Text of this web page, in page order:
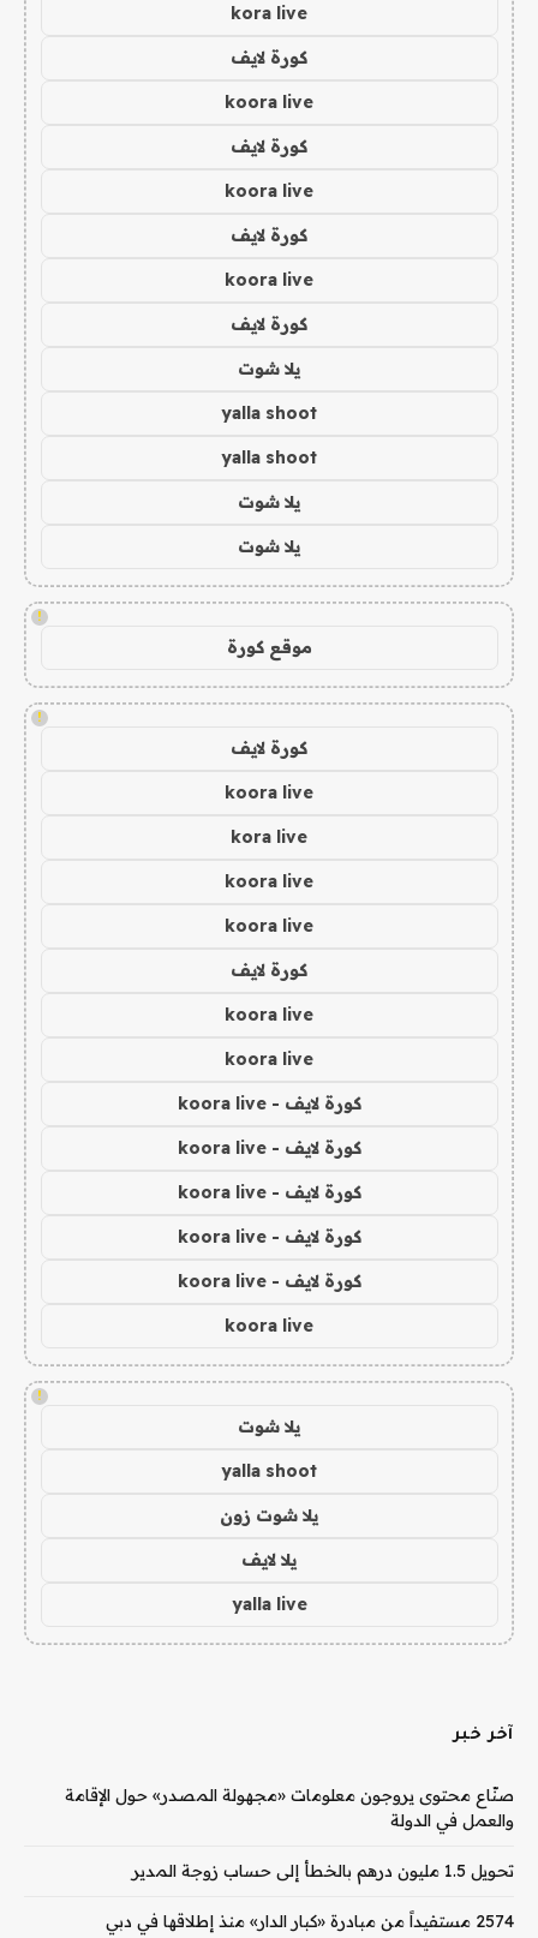
kora live
كورة لايف
koora live
كورة لايف
koora live
كورة لايف
koora live
كورة لايف
يلا شوت
yalla shoot
yalla shoot
يلا شوت
يلا شوت
!
موقع كورة
!
كورة لايف
koora live
kora live
koora live
koora live
كورة لايف
koora live
koora live
كورة لايف - koora live
كورة لايف - koora live
كورة لايف - koora live
كورة لايف - koora live
كورة لايف - koora live
koora live
!
يلا شوت
yalla shoot
يلا شوت زون
يلا لايف
yalla live
آخر خبر
صنّاع محتوى يروجون معلومات «مجهولة المصدر» حول الإقامة
والعمل في الدولة
تحويل 1.5 مليون درهم بالخطأ إلى حساب زوجة المدير
2574 مستفيداً من مبادرة «كبار الدار» منذ إطلاقها في دبي